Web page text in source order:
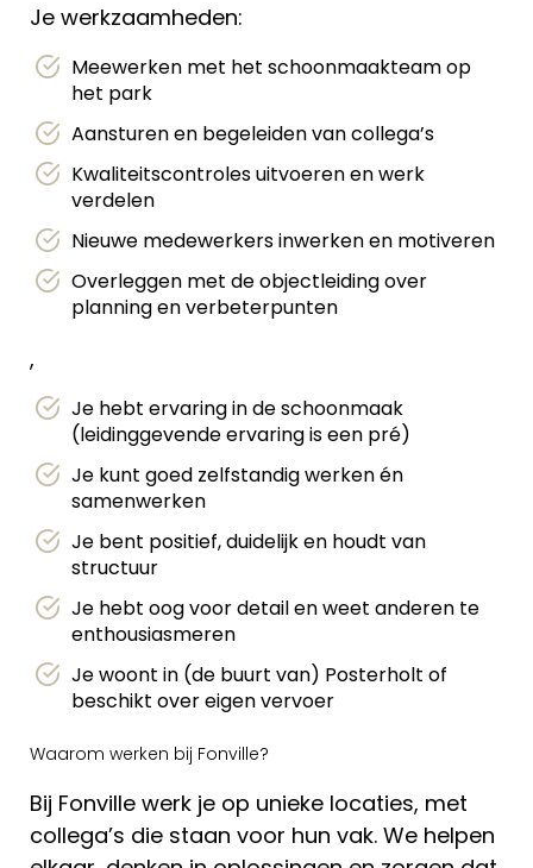
Je werkzaamheden:
Meewerken met het schoonmaakteam op
het park
Aansturen en begeleiden van collega’s
Kwaliteitscontroles uitvoeren en werk
verdelen
Nieuwe medewerkers inwerken en motiveren
Overleggen met de objectleiding over
planning en verbeterpunten
,
Je hebt ervaring in de schoonmaak
(leidinggevende ervaring is een pré)
Je kunt goed zelfstandig werken én
samenwerken
Je bent positief, duidelijk en houdt van
structuur
Je hebt oog voor detail en weet anderen te
enthousiasmeren
Je woont in (de buurt van) Posterholt of
beschikt over eigen vervoer
Waarom werken bij Fonville?
Bij Fonville werk je op unieke locaties, met
collega’s die staan voor hun vak. We helpen